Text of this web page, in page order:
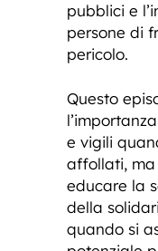
pubblici e
persone di
pericolo.
Questo
e vigili
affollati, ma
educare la
della
quando si